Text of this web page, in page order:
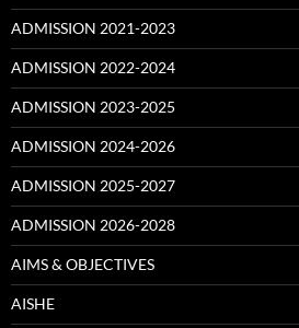
ADMISSION 2021-2023
ADMISSION 2022-2024
ADMISSION 2023-2025
ADMISSION 2024-2026
ADMISSION 2025-2027
ADMISSION 2026-2028
AIMS & OBJECTIVES
AISHE